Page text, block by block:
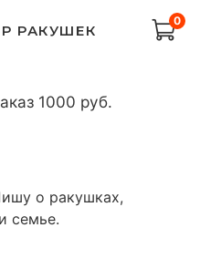
РАКУШЕК
0
1000 руб.
о ракушках,
семье.